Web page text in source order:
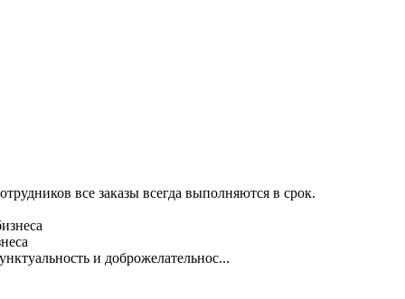
все заказы всегда выполняются в срок.
и доброжелательнос...